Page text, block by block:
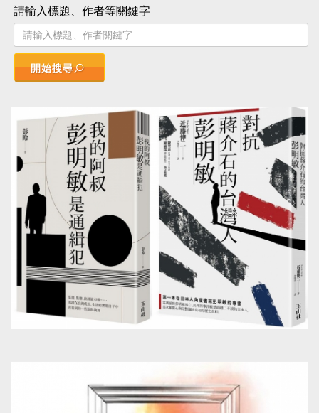
請輸入標題、作者等關鍵字
開始搜尋